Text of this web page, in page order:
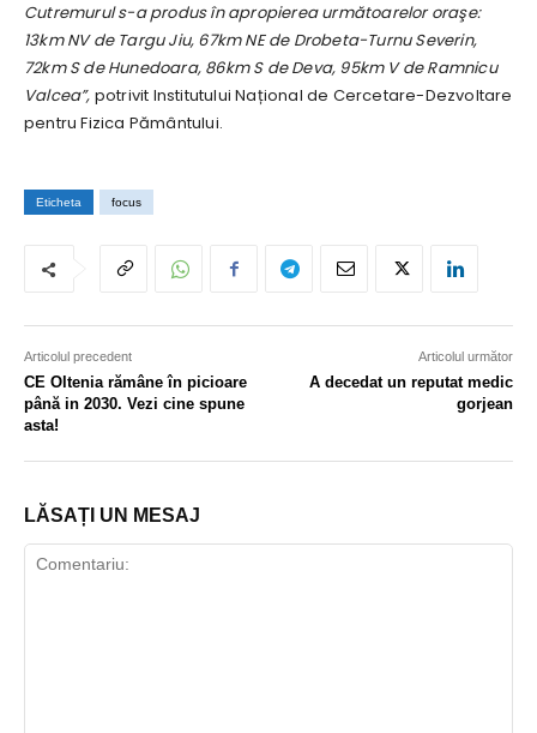
Cutremurul s-a produs în apropierea următoarelor oraşe:
13km NV de Targu Jiu, 67km NE de Drobeta-Turnu Severin,
72km S de Hunedoara, 86km S de Deva, 95km V de Ramnicu
Valcea”, potrivit Institutului Național de Cercetare-Dezvoltare
pentru Fizica Pământului.
Eticheta focus
Articolul precedent
CE Oltenia rămâne în picioare
până in 2030. Vezi cine spune
asta!
Articolul următor
A decedat un reputat medic
gorjean
LĂSAȚI UN MESAJ